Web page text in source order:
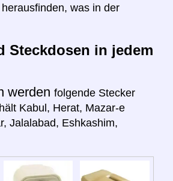
was in der
Steckdosen in jedem
werden folgende Stecker
Kabul, Herat, Mazar-e
Jalalabad, Eshkashim,